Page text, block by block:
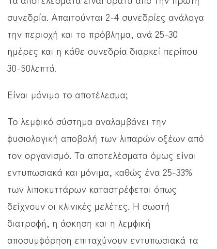
συνεδρία. Απαιτούνται 2-4 συνεδρίες ανάλογα
την περιοχή και το πρόβλημα, ανά 25-30
ημέρες και η κάθε συνεδρία διαρκεί περίπου
30-50λεπτά.
Είναι μόνιμο το αποτέλεσμα;
Το λεμφικό σύστημα αναλαμβάνει την
φυσιολογική αποβολή των λιπαρών οξέων από
τον οργανισμό. Τα αποτελέσματα όμως είναι
εντυπωσιακά και μόνιμα, καθώς ένα 25-33%
των λιποκυττάρων καταστρέφεται όπως
δείχνουν οι κλινικές μελέτες. Η σωστή
διατροφή, η άσκηση και η λεμφική
αποσυμφόρηση επιταχύνουν εντυπωσιακά τα